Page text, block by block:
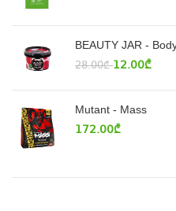
BEAUTY JAR -
28.00₾ 12.00₾
Mutant - Mass
172.00₾